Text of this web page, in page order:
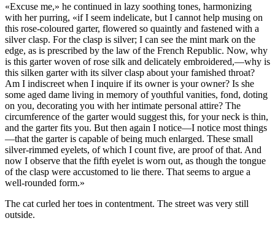
«Excuse me,» he continued in lazy soothing tones, harmonizing
with her purring, «if I seem indelicate, but I cannot help musing on
this rose-coloured garter, flowered so quaintly and fastened with a
silver clasp. For the clasp is silver; I can see the mint mark on the
edge, as is prescribed by the law of the French Republic. Now, why
is this garter woven of rose silk and delicately embroidered,—why is
this silken garter with its silver clasp about your famished throat?
Am I indiscreet when I inquire if its owner is your owner? Is she
some aged dame living in memory of youthful vanities, fond, doting
on you, decorating you with her intimate personal attire? The
circumference of the garter would suggest this, for your neck is thin,
and the garter fits you. But then again I notice—I notice most things
—that the garter is capable of being much enlarged. These small
silver-rimmed eyelets, of which I count five, are proof of that. And
now I observe that the fifth eyelet is worn out, as though the tongue
of the clasp were accustomed to lie there. That seems to argue a
well-rounded form.»
The cat curled her toes in contentment. The street was very still
outside.